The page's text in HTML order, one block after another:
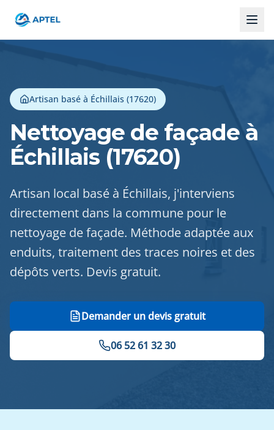
Artisan basé à Échillais (17620)
Nettoyage de façade à
Échillais (17620)
Artisan local basé à Échillais, j'interviens
directement dans la commune pour le
nettoyage de façade. Méthode adaptée aux
enduits, traitement des traces noires et des
dépôts verts. Devis gratuit.
Demander un devis gratuit
06 52 61 32 30